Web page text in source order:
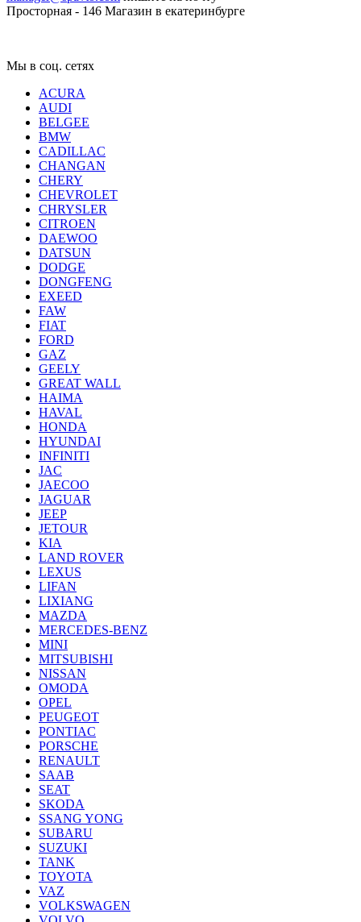
Просторная - 146 Магазин в екатеринбурге
Мы в соц. сетях
ACURA
AUDI
BELGEE
BMW
CADILLAC
CHANGAN
CHERY
CHEVROLET
CHRYSLER
CITROEN
DAEWOO
DATSUN
DODGE
DONGFENG
EXEED
FAW
FIAT
FORD
GAZ
GEELY
GREAT WALL
HAIMA
HAVAL
HONDA
HYUNDAI
INFINITI
JAC
JAECOO
JAGUAR
JEEP
JETOUR
KIA
LAND ROVER
LEXUS
LIFAN
LIXIANG
MAZDA
MERCEDES-BENZ
MINI
MITSUBISHI
NISSAN
OMODA
OPEL
PEUGEOT
PONTIAC
PORSCHE
RENAULT
SAAB
SEAT
SKODA
SSANG YONG
SUBARU
SUZUKI
TANK
TOYOTA
VAZ
VOLKSWAGEN